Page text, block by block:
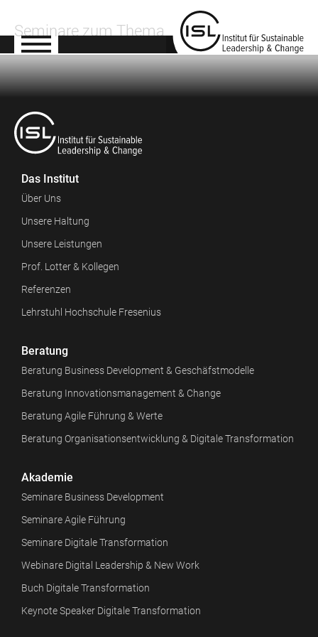
Seminare zum Thema
Das Institut
Über Uns
Unsere Haltung
Unsere Leistungen
Prof. Lotter & Kollegen
Referenzen
Lehrstuhl Hochschule Fresenius
Beratung
Beratung Business Development & Geschäfstmodelle
Beratung Innovationsmanagement & Change
Beratung Agile Führung & Werte
Beratung Organisationsentwicklung & Digitale Transformation
Akademie
Seminare Business Development
Seminare Agile Führung
Seminare Digitale Transformation
Webinare Digital Leadership & New Work
Buch Digitale Transformation
Keynote Speaker Digitale Transformation